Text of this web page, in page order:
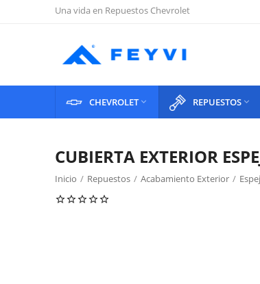
Una vida en Repuestos Chevrolet
CHEVROLET REPUESTOS 
CUBIERTA EXTERIOR
Inicio / Repuestos / Acabamiento Exterior /